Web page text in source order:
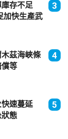
存不足
快生產武
3
茲海峽條
等
4
快速蔓延
態
5